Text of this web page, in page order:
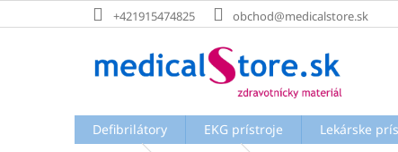
na
+421915474825 obchod@medicalstore.sk
Defibrilátory EKG prístroje Lekárske